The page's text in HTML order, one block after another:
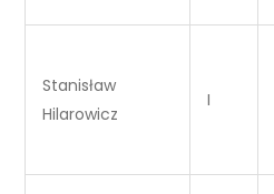
Stanisław
Hilarowicz
I